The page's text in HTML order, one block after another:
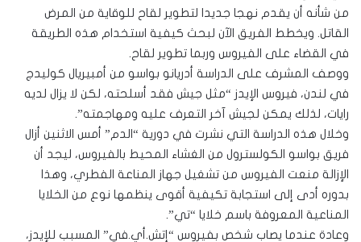
من شأنه أن يقدم نهجا جديدا لتطوير لقاح للوقاية من المرض
القاتل. ويخطط الفريق الآن لبحث كيفية استخدام هذه الطريقة
في القضاء على الفيروس وربما تطوير لقاح.
ووصف المشرف على الدراسة أدريانو بواسو من أمبيريال كوليدج
في لندن، فيروس الإيدز “مثل جيش فقد أسلحته، لكن لا يزال لديه
رايات، لذلك يمكن لجيش آخر التعرف عليه ومهاجمته”.
وخلال هذه الدراسة التي نشرت في دورية “الدم” أمس الاثنين أزال
فريق بواسو الكولسترول من الغشاء المحيط بالفيروس، ليجد أن
الإزالة منعت الفيروس من تشغيل جهاز المناعة الفطري، وهذا
بدوره أدى إلى استجابة تكيفية أقوى ينظمها نوع من الخلايا
المناعية المعروفة باسم خلايا “تي”.
وعادة عندما يصاب شخص بفيروس “إتش.أي.في” المسبب للإيدز،